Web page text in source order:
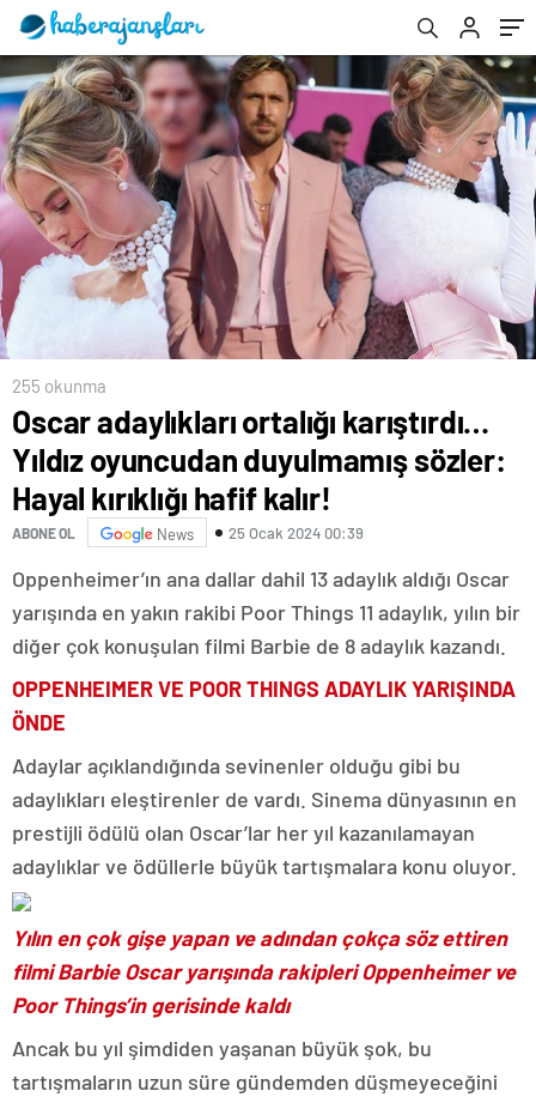
kırıklığı hafif kalır!
255 okunma
Oscar adaylıkları ortalığı karıştırdı…
Yıldız oyuncudan duyulmamış sözler:
Hayal kırıklığı hafif kalır!
ABONE OL News 25 Ocak 2024 00:39
Oppenheimer’ın ana dallar dahil 13 adaylık aldığı Oscar
yarışında en yakın rakibi Poor Things 11 adaylık, yılın bir
diğer çok konuşulan filmi Barbie de 8 adaylık kazandı.
OPPENHEIMER VE POOR THINGS ADAYLIK YARIŞINDA
ÖNDE
Adaylar açıklandığında sevinenler olduğu gibi bu
adaylıkları eleştirenler de vardı. Sinema dünyasının en
prestijli ödülü olan Oscar’lar her yıl kazanılamayan
adaylıklar ve ödüllerle büyük tartışmalara konu oluyor.
Yılın en çok gişe yapan ve adından çokça söz ettiren
filmi Barbie Oscar yarışında rakipleri Oppenheimer ve
Poor Things’in gerisinde kaldı
Ancak bu yıl şimdiden yaşanan büyük şok, bu
tartışmaların uzun süre gündemden düşmeyeceğini